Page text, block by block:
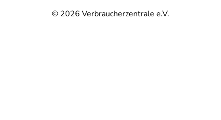
© 2026 Verbraucherzentrale e.V.